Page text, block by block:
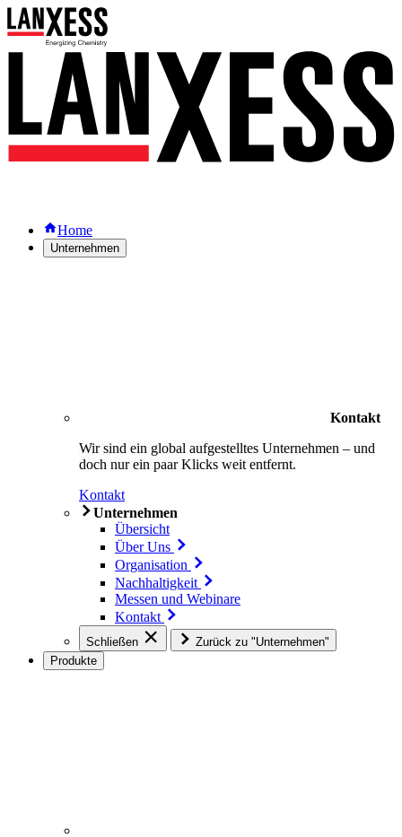
Home
Unternehmen
Kontakt
Wir sind ein global aufgestelltes Unternehmen – und
doch nur ein paar Klicks weit entfernt.
Kontakt
Unternehmen
Übersicht
Über Uns
Organisation
Nachhaltigkeit
Messen und Webinare
Kontakt
Schließen
Zurück zu "Unternehmen"
Produkte